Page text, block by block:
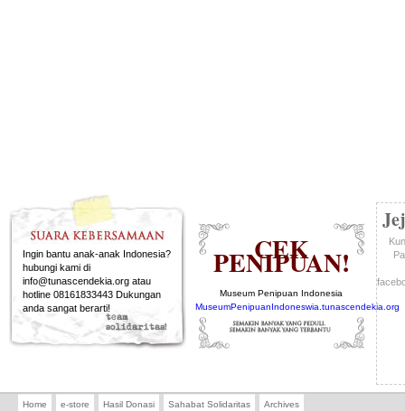
Ingin bantu anak-anak Indonesia?
hubungi kami di
info@tunascendekia.org atau
hotline 08161833443 Dukungan
anda sangat berarti!
CEK
PENIPUAN!
Museum Penipuan Indonesia
MuseumPenipuanIndoneswia.tunascendekia.org
Home e-store Hasil Donasi Sahabat Solidaritas Archives